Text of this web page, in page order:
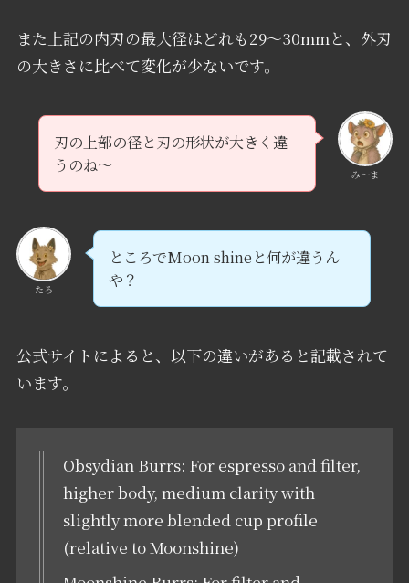
また上記の内刃の最大径はどれも29〜30mmと、外刃
の大きさに比べて変化が少ないです。
み〜ま
刃の上部の径と刃の形状が大きく違
うのね〜
たろ
ところでMoon shineと何が違うん
や？
公式サイトによると、以下の違いがあると記載されて
います。
Obsydian Burrs: For espresso and filter,
higher body, medium clarity with
slightly more blended cup profile
(relative to Moonshine)